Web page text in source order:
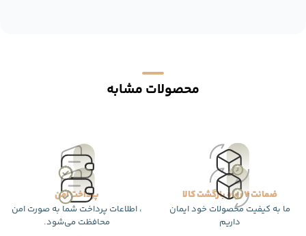
محصولات مشابه
ضمانت 7 روزه بازگشت کالا
ما به کیفیت محصولات خود ایمان
داریم
پرداخت امن
، اطلاعات پرداخت شما به صورت امن
محافظت می‌شود.